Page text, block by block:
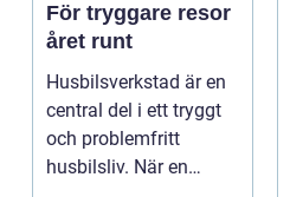
För tryggare resor
året runt
Husbilsverkstad är en
central del i ett tryggt
och problemfritt
husbilsliv. När en